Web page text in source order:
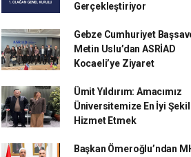
Gerçekleştiriyor
Gebze Cumhuriyet
Metin Uslu’dan ASRİAD
Kocaeli’ye Ziyaret
Ümit Yıldırım: Amacımız
Üniversitemize En İyi
Hizmet Etmek
Başkan Ömeroğlu’ndan